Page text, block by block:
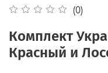
(0)
Комплект
Красный и